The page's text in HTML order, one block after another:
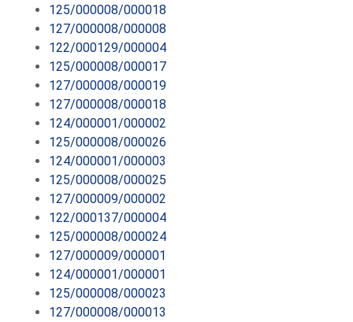
125/000008/000018
127/000008/000008
122/000129/000004
125/000008/000017
127/000008/000019
127/000008/000018
124/000001/000002
125/000008/000026
124/000001/000003
125/000008/000025
127/000009/000002
122/000137/000004
125/000008/000024
127/000009/000001
124/000001/000001
125/000008/000023
127/000008/000013